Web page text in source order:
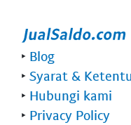
‣ Blog
‣ Syarat &
‣ Hubungi kami
‣ Privacy Policy